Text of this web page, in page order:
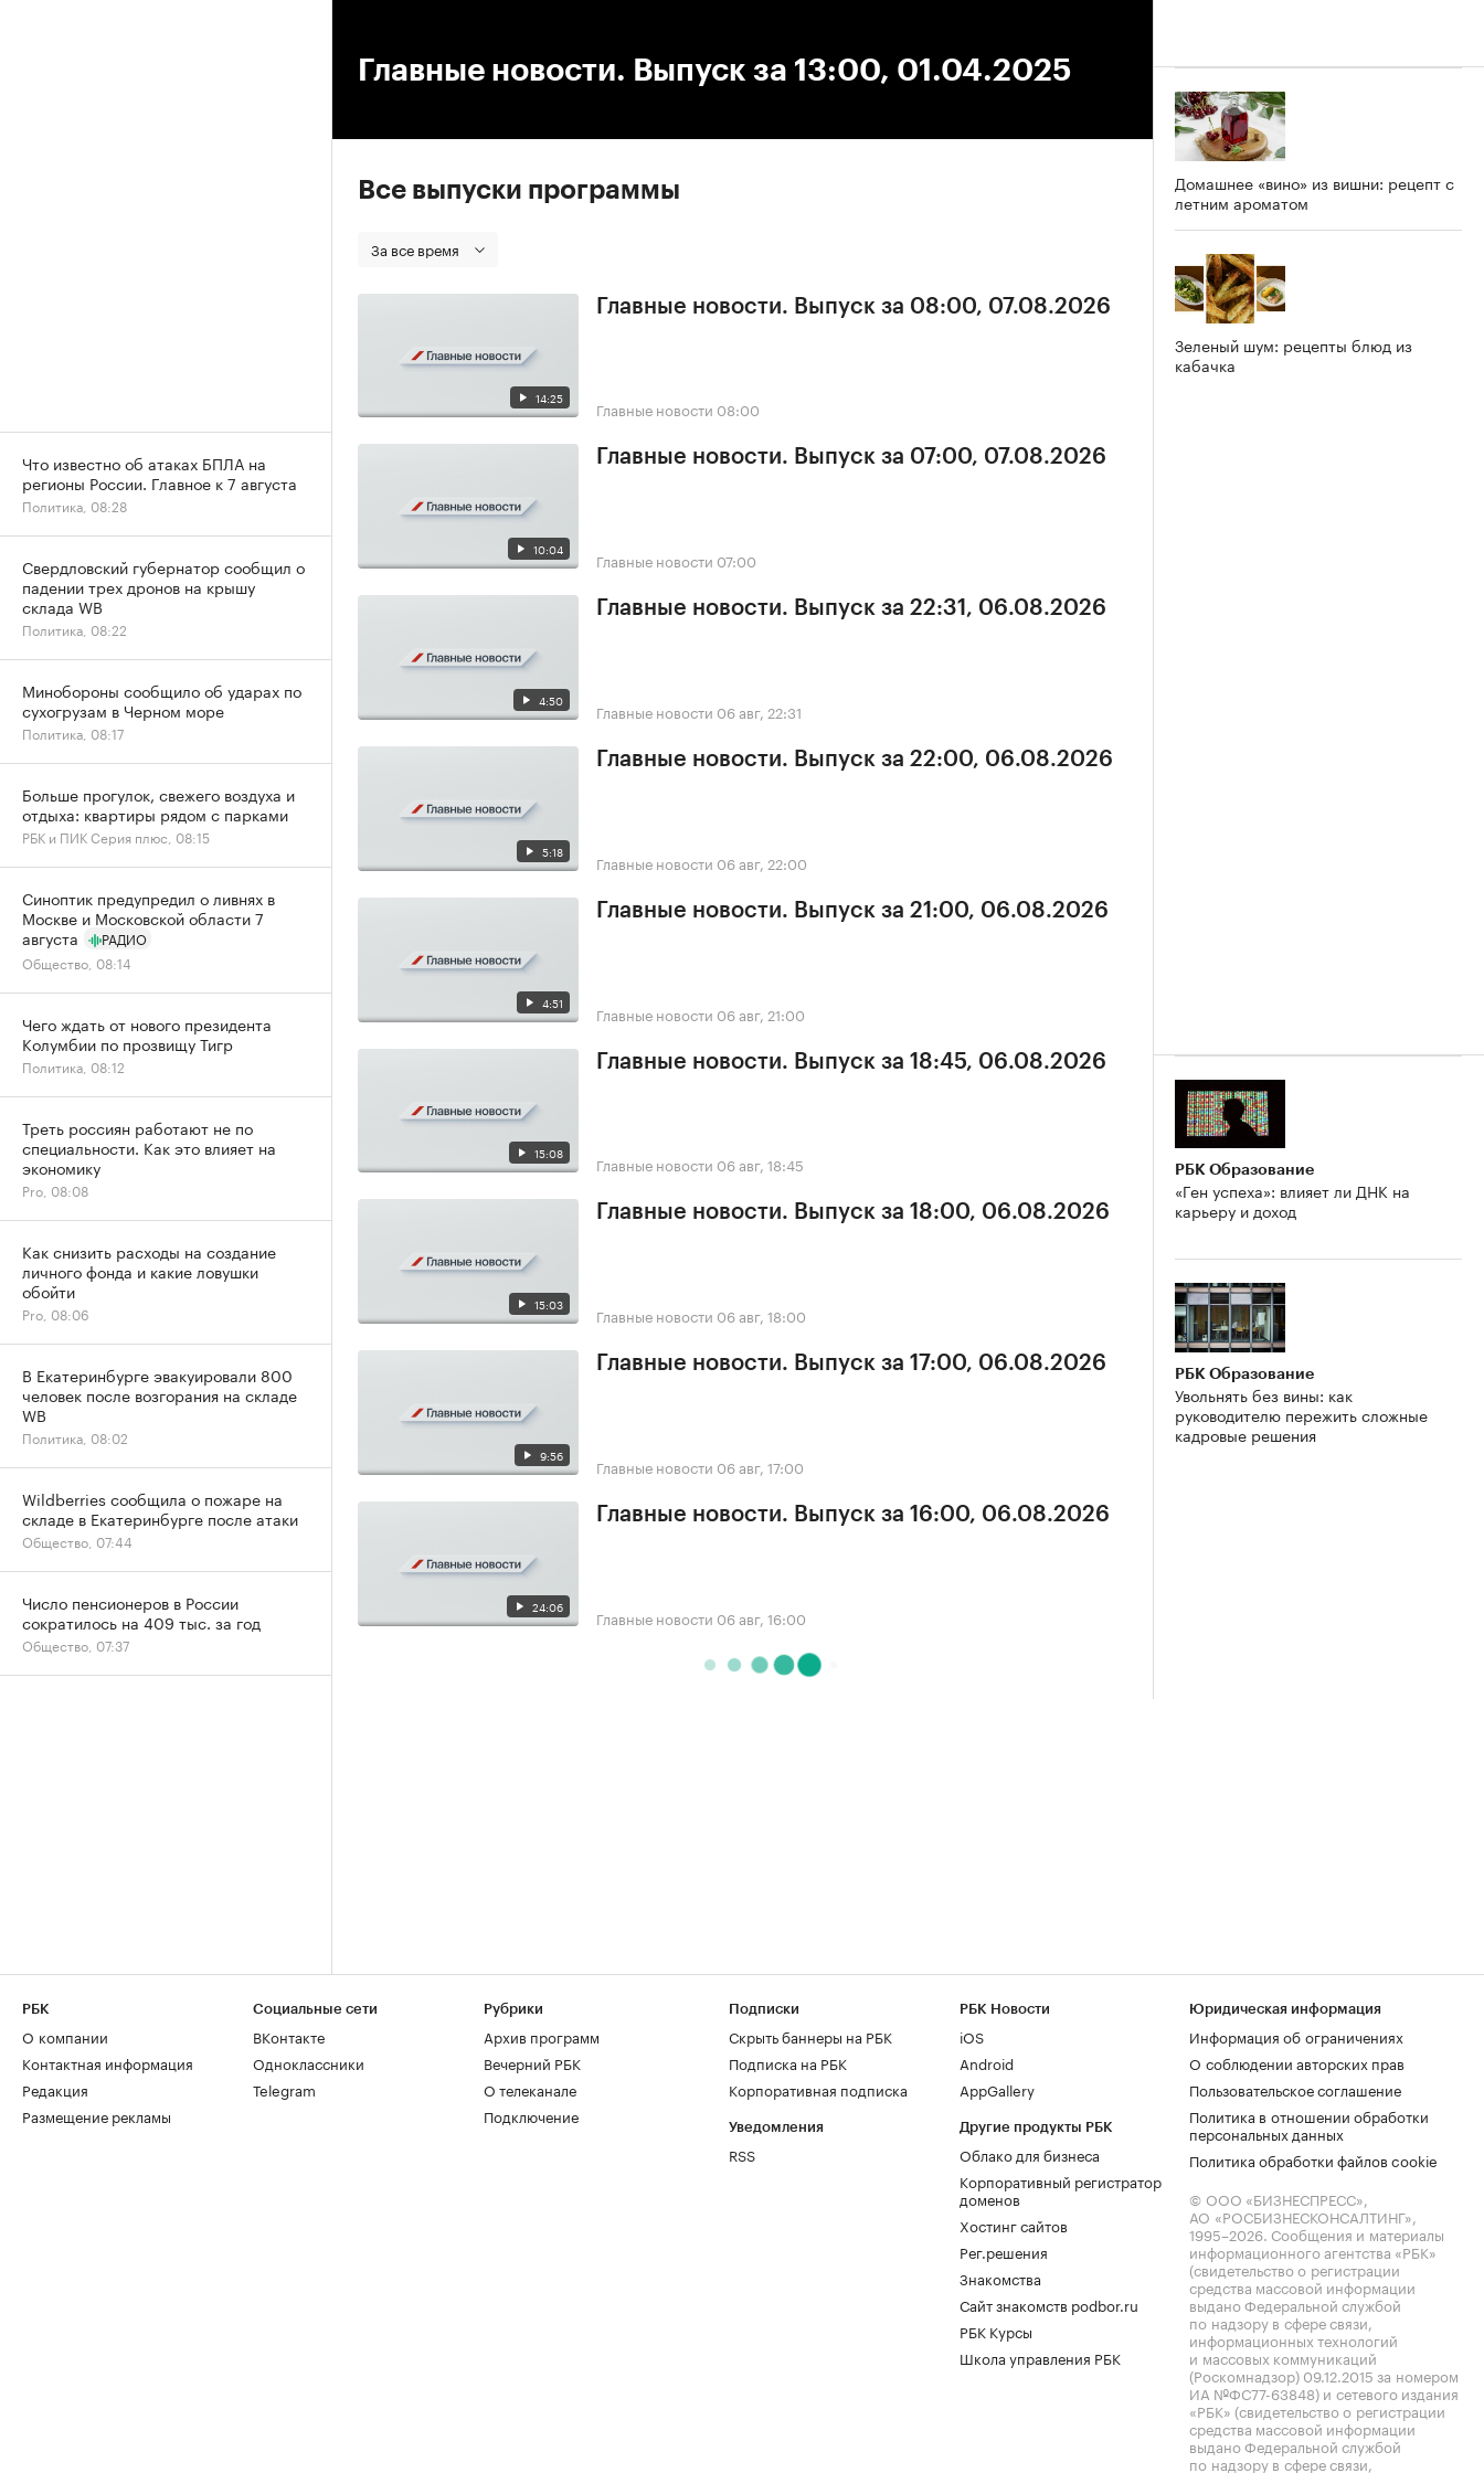
Главные новости. Выпуск за 13:00, 01.04.2025
Все выпуски программы
За все время
14:25
Главные новости. Выпуск за 08:00, 07.08.2026
Главные новости 08:00
10:04
Главные новости. Выпуск за 07:00, 07.08.2026
Главные новости 07:00
4:50
Главные новости. Выпуск за 22:31, 06.08.2026
Главные новости 06 авг, 22:31
5:18
Главные новости. Выпуск за 22:00, 06.08.2026
Главные новости 06 авг, 22:00
4:51
Главные новости. Выпуск за 21:00, 06.08.2026
Главные новости 06 авг, 21:00
15:08
Главные новости. Выпуск за 18:45, 06.08.2026
Главные новости 06 авг, 18:45
15:03
Главные новости. Выпуск за 18:00, 06.08.2026
Главные новости 06 авг, 18:00
9:56
Главные новости. Выпуск за 17:00, 06.08.2026
Главные новости 06 авг, 17:00
24:06
Главные новости. Выпуск за 16:00, 06.08.2026
Главные новости 06 авг, 16:00
Домашнее «вино» из вишни: рецепт с
летним ароматом
Зеленый шум: рецепты блюд из
кабачка
РБК Образование
«Ген успеха»: влияет ли ДНК на
карьеру и доход
РБК Образование
Увольнять без вины: как
руководителю пережить сложные
кадровые решения
Что известно об атаках БПЛА на
регионы России. Главное к 7 августа
Политика, 08:28
Свердловский губернатор сообщил о
падении трех дронов на крышу
склада WB
Политика, 08:22
Минобороны сообщило об ударах по
сухогрузам в Черном море
Политика, 08:17
Больше прогулок, свежего воздуха и
отдыха: квартиры рядом с парками
РБК и ПИК Серия плюс, 08:15
Синоптик предупредил о ливнях в
Москве и Московской области 7
августа
РАДИО
Общество, 08:14
Чего ждать от нового президента
Колумбии по прозвищу Тигр
Политика, 08:12
Треть россиян работают не по
специальности. Как это влияет на
экономику
Pro, 08:08
Как снизить расходы на создание
личного фонда и какие ловушки
обойти
Pro, 08:06
В Екатеринбурге эвакуировали 800
человек после возгорания на складе
WB
Политика, 08:02
Wildberries сообщила о пожаре на
складе в Екатеринбурге после атаки
Общество, 07:44
Число пенсионеров в России
сократилось на 409 тыс. за год
Общество, 07:37
РБК
О компании
Контактная информация
Редакция
Размещение рекламы
Социальные сети
ВКонтакте
Одноклассники
Telegram
Рубрики
Архив программ
Вечерний РБК
О телеканале
Подключение
Подписки
Скрыть баннеры на РБК
Подписка на РБК
Корпоративная подписка
Уведомления
RSS
РБК Новости
iOS
Android
AppGallery
Другие продукты РБК
Облако для бизнеса
Корпоративный регистратор
доменов
Хостинг сайтов
Рег.решения
Знакомства
Сайт знакомств podbor.ru
РБК Курсы
Школа управления РБК
Юридическая информация
Информация об ограничениях
О соблюдении авторских прав
Пользовательское соглашение
Политика в отношении обработки
персональных данных
Политика обработки файлов cookie
© ООО «БИЗНЕСПРЕСС»,
АО «РОСБИЗНЕСКОНСАЛТИНГ»,
1995–2026. Сообщения и материалы
информационного агентства «РБК»
(свидетельство о регистрации
средства массовой информации
выдано Федеральной службой
по надзору в сфере связи,
информационных технологий
и массовых коммуникаций
(Роскомнадзор) 09.12.2015 за номером
ИА №ФС77-63848) и сетевого издания
«РБК» (свидетельство о регистрации
средства массовой информации
выдано Федеральной службой
по надзору в сфере связи,